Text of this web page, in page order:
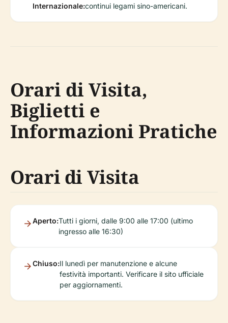
Internazionale:continui legami sino-americani.
Orari di Visita,
Biglietti e
Informazioni Pratiche
Orari di Visita
Aperto:Tutti i giorni, dalle 9:00 alle 17:00 (ultimo
ingresso alle 16:30)
Chiuso:Il lunedì per manutenzione e alcune
festività importanti. Verificare il sito ufficiale
per aggiornamenti.